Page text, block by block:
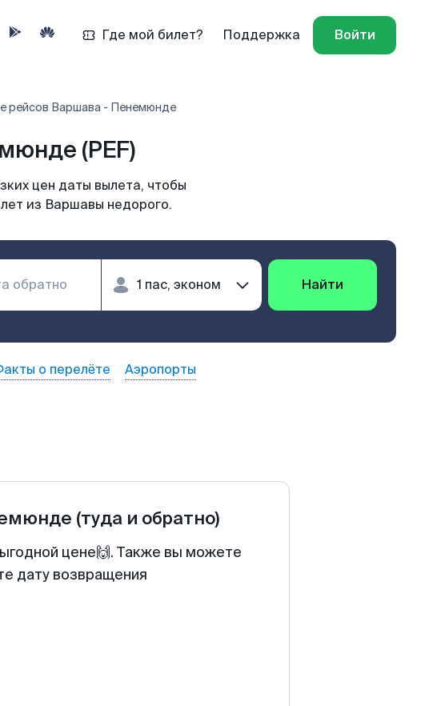
Где мой билет? Поддержка Войти
рейсов Варшава - Пенемюнде
(PEF)
цен даты вылета, чтобы
из Варшавы недорого.
Найти
о перелёте Аэропорты
(туда и обратно)
цене🙌. Также вы можете
дату возвращения